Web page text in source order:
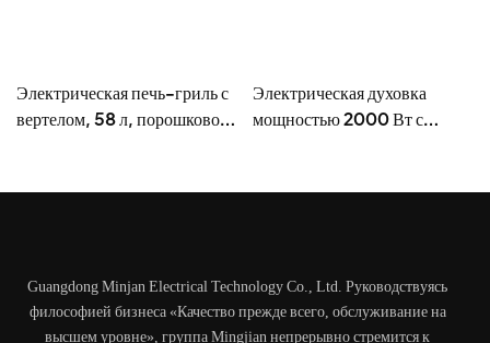
Электрическая печь-гриль с
вертелом, 58 л, порошковое
Электрическая духовка
мощностью 2000 Вт с
Guangdong Minjan Electrical Technology Co., Ltd. Руководствуясь
философией бизнеса «Качество прежде всего, обслуживание на
высшем уровне», группа Mingjian непрерывно стремится к